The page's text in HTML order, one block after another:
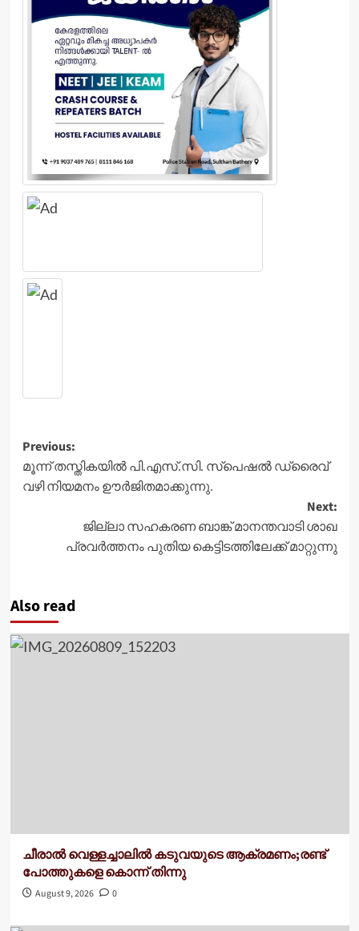
Post
navigation
Previous:
മൂന്ന് തസ്തികയിൽ പി.എസ്.സി. സ്പെഷൽ ഡ്രൈവ്
വഴി നിയമനം ഊർജിതമാക്കുന്നു.
Next:
ജില്ലാ സഹകരണ ബാങ്ക് മാനന്തവാടി ശാഖ
പ്രവര്‍ത്തനം പുതിയ കെട്ടിടത്തിലേക്ക് മാറ്റുന്നു
Also read
ചീരാൽ വെള്ളച്ചാലിൽ കടുവയുടെ ആക്രമണം;രണ്ട്
പോത്തുകളെ കൊന്ന് തിന്നു
August 9, 2026 0